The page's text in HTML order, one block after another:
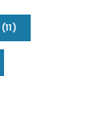
(11)